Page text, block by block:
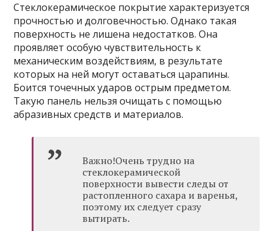
Стеклокерамическое покрытие характеризуется
прочностью и долговечностью. Однако такая
поверхность не лишена недостатков. Она
проявляет особую чувствительность к
механическим воздействиям, в результате
которых на ней могут оставаться царапины.
Боится точечных ударов острым предметом.
Такую панель нельзя очищать с помощью
абразивных средств и материалов.
Важно!Очень трудно на
стеклокерамической
поверхности вывести следы от
растопленного сахара и варенья,
поэтому их следует сразу
вытирать.